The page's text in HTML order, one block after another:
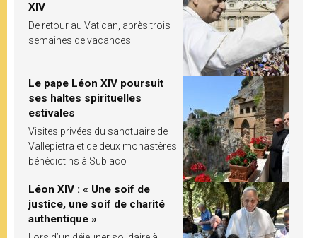
XIV
De retour au Vatican, après trois
semaines de vacances
Le pape Léon XIV poursuit
ses haltes spirituelles
estivales
Visites privées du sanctuaire de
Vallepietra et de deux monastères
bénédictins à Subiaco
Léon XIV : « Une soif de
justice, une soif de charité
authentique »